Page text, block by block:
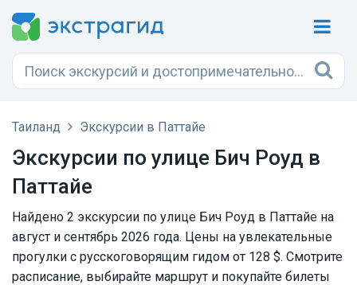
Таиланд Экскурсии в Паттайе
Экскурсии по улице Бич Роуд в
Паттайе
Найдено 2 экскурсии по улице Бич Роуд в Паттайе на
август и сентябрь 2026 года. Цены на увлекательные
прогулки с русскоговорящим гидом от 128 $. Смотрите
расписание, выбирайте маршрут и покупайте билеты